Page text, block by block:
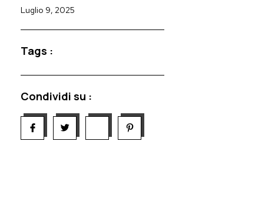
Luglio 9, 2025
Tags :
Condividi su :